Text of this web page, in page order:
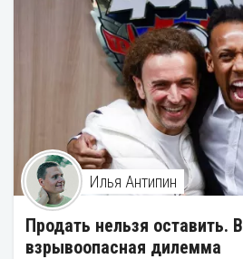
Илья Антипин
Продать нельзя оставить.
взрывоопасная дилемма